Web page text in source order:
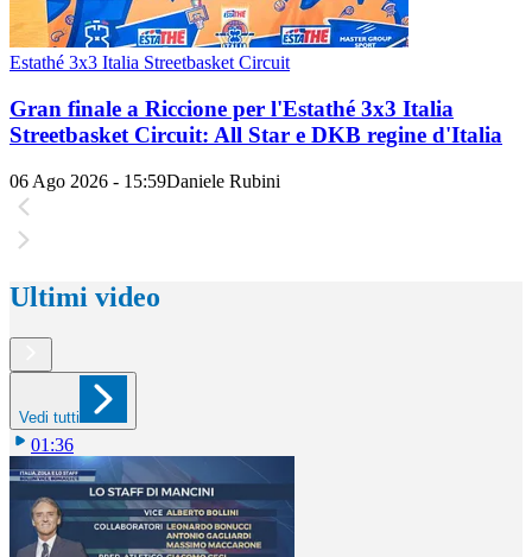
Estathé 3x3 Italia Streetbasket Circuit
Gran finale a Riccione per l'Estathé 3x3 Italia
Streetbasket Circuit: All Star e DKB regine d'Italia
06 Ago 2026 - 15:59Daniele Rubini
Ultimi video
Vedi tutti
01:36